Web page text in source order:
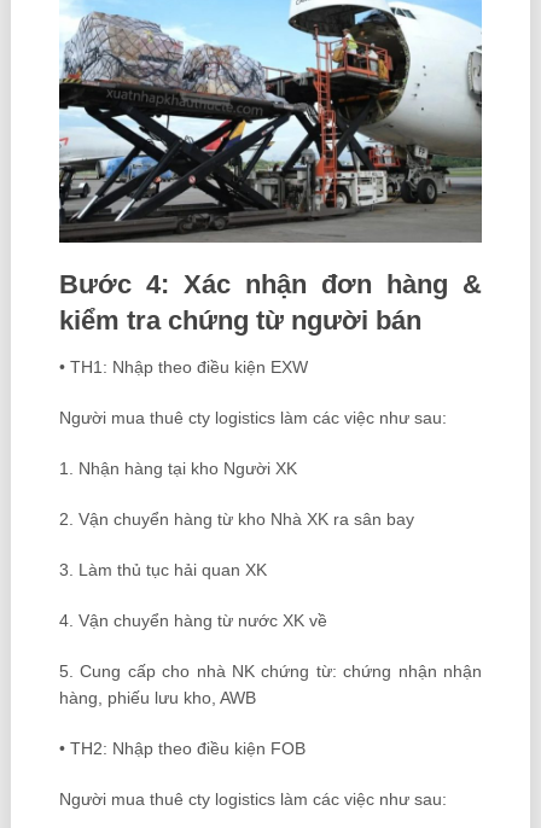
Bước 4: Xác nhận đơn hàng &
kiểm tra chứng từ người bán
• TH1: Nhập theo điều kiện EXW
Người mua thuê cty logistics làm các việc như sau:
1. Nhận hàng tại kho Người XK
2. Vận chuyển hàng từ kho Nhà XK ra sân bay
3. Làm thủ tục hải quan XK
4. Vận chuyển hàng từ nước XK về
5. Cung cấp cho nhà NK chứng từ: chứng nhận nhận
hàng, phiếu lưu kho, AWB
• TH2: Nhập theo điều kiện FOB
Người mua thuê cty logistics làm các việc như sau: